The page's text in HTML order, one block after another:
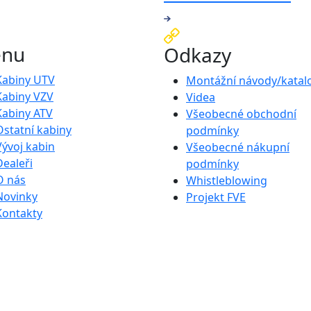
UTV
VZV
ATV
kabiny
kabin
nás
Odkazy
Montážní návody/
Videa
Všeobecné obchodní
podmínky
Všeobecné nákupní
podmínky
Whistleblowing
Projekt FVE